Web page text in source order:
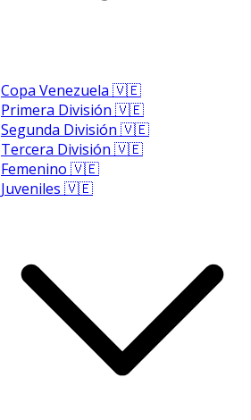
Copa Venezuela 🇻🇪
Primera División 🇻🇪
Segunda División 🇻🇪
Tercera División 🇻🇪
Femenino 🇻🇪
Juveniles 🇻🇪